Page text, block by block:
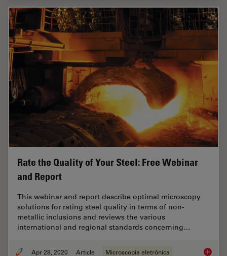
Rate the Quality of Your Steel: Free Webinar
and Report
This webinar and report describe optimal microscopy
solutions for rating steel quality in terms of non-
metallic inclusions and reviews the various
international and regional standards concerning…
Apr 28, 2020 Article Microscopia eletrônica Rate